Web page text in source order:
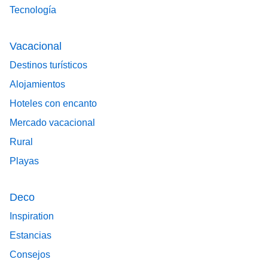
Tecnología
Vacacional
Destinos turísticos
Alojamientos
Hoteles con encanto
Mercado vacacional
Rural
Playas
Deco
Inspiration
Estancias
Consejos